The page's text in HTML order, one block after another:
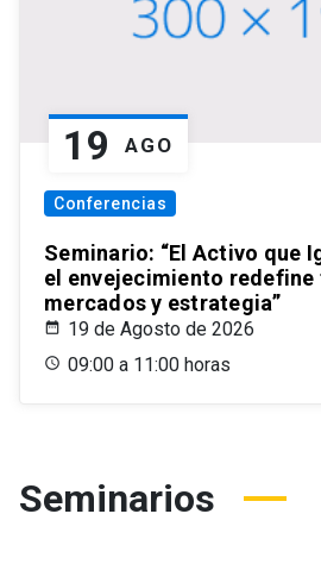
19 AGO
Conferencias
Seminario: “El Activo que
el envejecimiento
mercados y estrategia”
19 de Agosto de 2026
09:00 a 11:00 horas
Seminarios